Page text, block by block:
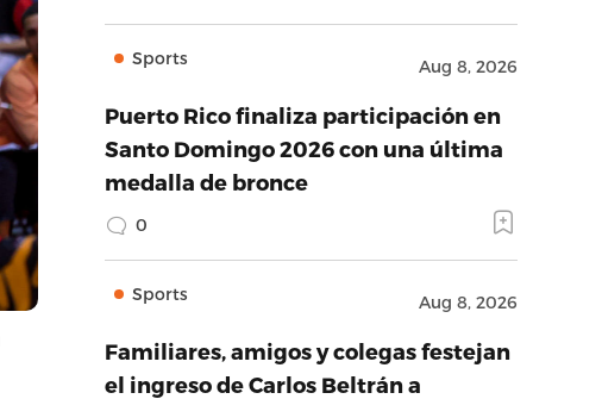
Sports Aug 8, 2026
Puerto Rico finaliza participación en
Santo Domingo 2026 con una última
medalla de bronce
0
Sports Aug 8, 2026
Familiares, amigos y colegas festejan
el ingreso de Carlos Beltrán a